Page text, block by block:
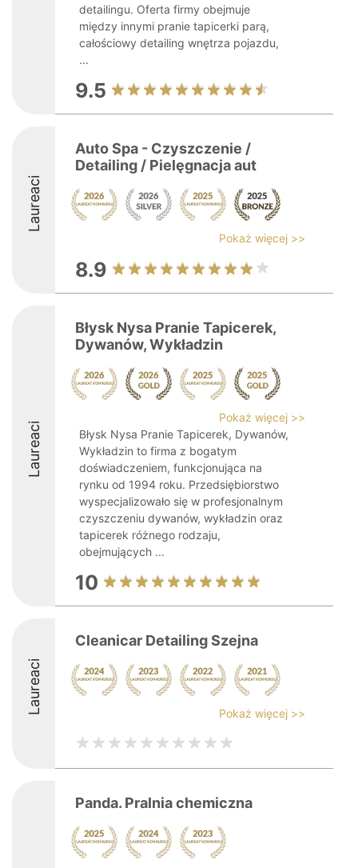
detailingu. Oferta firmy obejmuje
między innymi pranie tapicerki parą,
całościowy detailing wnętrza pojazdu,
...
9.5
Laureaci
Auto Spa - Czyszczenie /
Detailing / Pielęgnacja aut
Pokaż więcej >>
8.9
Laureaci
Błysk Nysa Pranie Tapicerek,
Dywanów, Wykładzin
Pokaż więcej >>
Błysk Nysa Pranie Tapicerek, Dywanów,
Wykładzin to firma z bogatym
doświadczeniem, funkcjonująca na
rynku od 1994 roku. Przedsiębiorstwo
wyspecjalizowało się w profesjonalnym
czyszczeniu dywanów, wykładzin oraz
tapicerek różnego rodzaju,
obejmujących ...
10
Laureaci
Cleanicar Detailing Szejna
Pokaż więcej >>
Panda. Pralnia chemiczna